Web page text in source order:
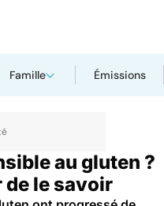
Famille Émissions
au gluten ?
de le savoir